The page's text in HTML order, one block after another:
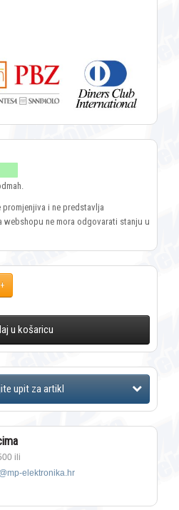
i ne predstavlja
ne mora odgovarati stanju u
u košaricu
ili
elektronika.hr